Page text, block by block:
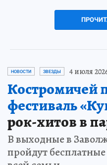
НОВОСТИ ЗВЕЗДЫ 4 июля
Костромичей
фестиваль
рок-хитов в
В выходные в
пройдут